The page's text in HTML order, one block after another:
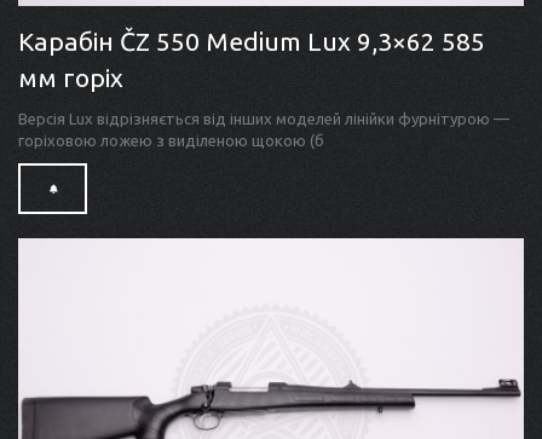
Карабін ČZ 550 Medium Lux 9,3×62 585
мм горіх
Версія Lux відрізняється від інших моделей лінійки фурнітурою —
горіховою ложею з виділеною щокою (б